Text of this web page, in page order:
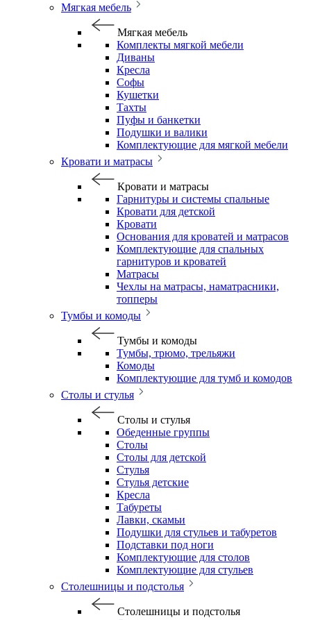
Мягкая мебель
Мягкая мебель
Комплекты мягкой мебели
Диваны
Кресла
Софы
Кушетки
Тахты
Пуфы и банкетки
Подушки и валики
Комплектующие для мягкой мебели
Кровати и матрасы
Кровати и матрасы
Гарнитуры и системы спальные
Кровати для детской
Кровати
Основания для кроватей и матрасов
Комплектующие для спальных
гарнитуров и кроватей
Матрасы
Чехлы на матрасы, наматрасники,
топперы
Тумбы и комоды
Тумбы и комоды
Тумбы, трюмо, трельяжи
Комоды
Комплектующие для тумб и комодов
Столы и стулья
Столы и стулья
Обеденные группы
Столы
Столы для детской
Стулья
Стулья детские
Кресла
Табуреты
Лавки, скамьи
Подушки для стульев и табуретов
Подставки под ноги
Комплектующие для столов
Комплектующие для стульев
Столешницы и подстолья
Столешницы и подстолья